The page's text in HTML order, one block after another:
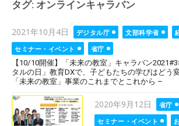
タグ: オンラインキャラバン
Posted
on
2021年10月4日 デジタル庁 文部科学省
セミナー・イベント
省庁
【10/10開催】「未来の教室」キャラバン
タルの日」教育DXで、子どもたちの学びはどう
「未来の教室」事業のこれまでとこれから –
Posted
on
2020年9月12日 省庁
セミナー・イベント